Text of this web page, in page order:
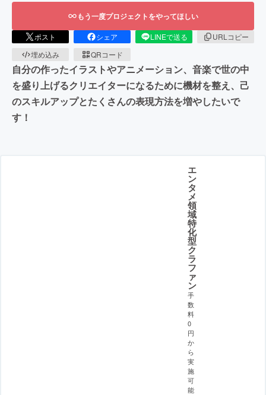
もう一度プロジェクトをやってほしい
ポスト シェア LINEで送る
URLコピー
埋め込み
QRコード
自分の作ったイラストやアニメーション、音楽で世の中
を盛り上げるクリエイターになるために機材を整え、己
のスキルアップとたくさんの表現方法を増やしたいで
す！
エ
ン
タ
メ
領
域
特
化
型
ク
ラ
フ
ァ
ン
手
数
料
0
円
か
ら
実
施
可
能